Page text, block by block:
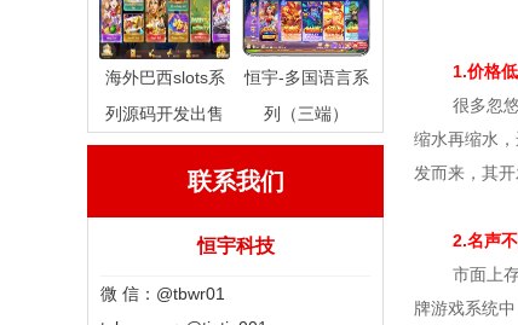
海外巴西slots系
列源码开发出售
恒宇-多国语言系
列（三端）
联系我们
恒宇科技
微 信：@tbwr01
1.价格
很多忽
缩水再缩水
发而来，其
2.名声
市面上
牌游戏系统